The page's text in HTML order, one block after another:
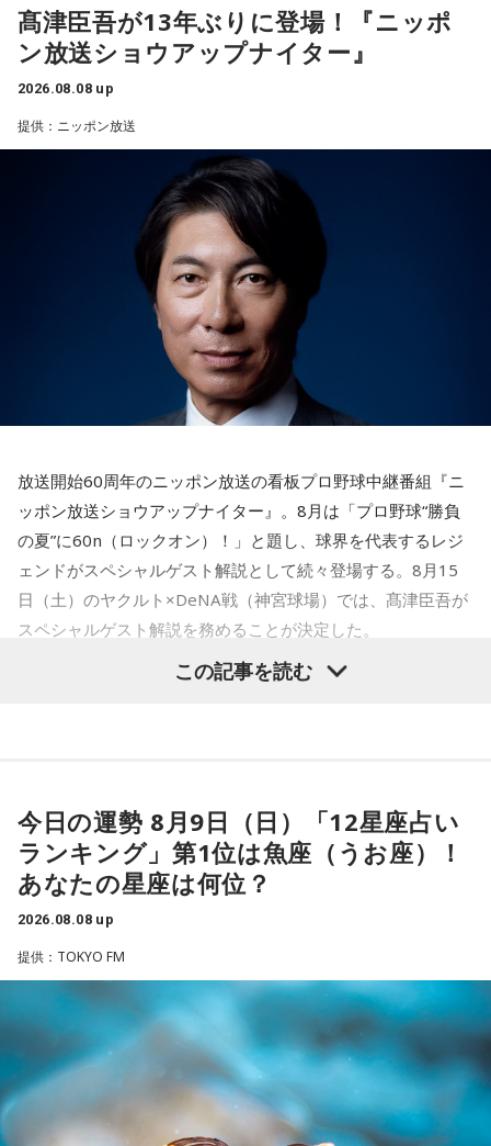
乾電池は「内に秘めたエネルギー」を暗示しています。あな
たは追い詰められると、理屈より先に、その時の衝動でとっ
さに動く本能タイプ。ある意味では、いちばん人間らしいか
もしれません。勢いが吉と出ることも多いですが、一呼吸置
いて考える癖もつけてみて。
4．懐中電灯……本性は「冷静な神様!?」
懐中電灯は「今後の見通し」を暗示しています。あなたは極
限の場面でもパニックにならず、状況を一歩引いて見極める
冷静沈着なタイプ。感情に飲まれず、俯瞰して考えられるタ
イプです。ただ、いつも冷静すぎると近寄りがたく見られる
こともあるので、時には素直になってみましょう。
天使も悪魔も、どちらもあなたの一部。自分の中の両方を知
っておくことが、いざという時の本当の強さになるのかもし
■監修者プロフィール：蝶ちょ（ちょうちょ）
池袋占い館セレーネ所属。電話占いメルにも出演。第六感で
人の想いを捉える羅針盤ヒーラー。霊感タロット、四柱推
命、宿曜占星術でオーダーメイドの鑑定を手掛ける。転職、
結婚、離別など多くの経験から、今どう動くべきか悩む人に
寄り添いナビゲートする。
Webサイト：https://selene-uranai.com/
シーズン、ヤクルトの監督を務め、前年最下位からの日本
一、球団初のリーグ連覇を成し遂げた。
選手としても指揮官としてもヤクルトが誇る球界のレジェン
ドといえる髙津が8月15日（土）に神宮球場で行われる「ヤ
クルト×DeNA」に『ニッポン放送ショウアップナイター』の
スペシャルゲスト解説として登場する。現役時代は『ニッポ
ン放送ショウアップナイター』の事前情報番組でレギュラー
出演コーナーを持つなど、ニッポン放送リスナーにはお馴染
みの髙津だが、『ニッポン放送ショウアップナイター』で解
説を務めるのは2013年以来、13年ぶりとなる。
ペナントレースも終盤に差し掛かり、古巣・ヤクルトにとっ
て勝負の夏となる神宮球場の一戦での髙津氏ならではの視点
『ニッポン放送ショウアップナイター』では、今後も60周年
のアニバーサリーイヤーにふさわしい球界のレジェンドたち
がスペシャルゲスト解説者として登場する。さらに、リスナ
ーにとって嬉しい夏の味覚や現金が当たるプレゼント企画も
実施する。
ペナントレース終盤の神宮球場、一つ一つのプレーの重みが
増す独特の緊張感を、ラジオを通じてお伝えできればと思い
ます。
「ニッポン放送ショウアップナイター ヤクルト×DeNA」
■放送日時：8月15日（土） 17時50分～試合終了 （延長対
応あり）
■スペシャルゲスト解説：髙津臣吾
髙津臣吾が13年ぶりに登場！『ニッポ
ン放送ショウアップナイター』
2026.08.08 up
提供：ニッポン放送
放送開始60周年のニッポン放送の看板プロ野球中継番組『ニ
ッポン放送ショウアップナイター』。8月は「プロ野球“勝負
の夏”に60n（ロックオン）！」と題し、球界を代表するレジ
ェンドがスペシャルゲスト解説として続々登場する。8月15
日（土）のヤクルト×DeNA戦（神宮球場）では、髙津臣吾が
スペシャルゲスト解説を務めることが決定した。
シーズン、ヤクルトの監督を務め、前年最下位からの日本
一、球団初のリーグ連覇を成し遂げた。
選手としても指揮官としてもヤクルトが誇る球界のレジェン
ドといえる髙津が8月15日（土）に神宮球場で行われる「ヤ
クルト×DeNA」に『ニッポン放送ショウアップナイター』の
スペシャルゲスト解説として登場する。現役時代は『ニッポ
ン放送ショウアップナイター』の事前情報番組でレギュラー
出演コーナーを持つなど、ニッポン放送リスナーにはお馴染
みの髙津だが、『ニッポン放送ショウアップナイター』で解
説を務めるのは2013年以来、13年ぶりとなる。
この記事を読む
今日の運勢 8月9日（日）「12星座占い
ランキング」第1位は魚座（うお座）！
あなたの星座は何位？
2026.08.08 up
提供：TOKYO FM